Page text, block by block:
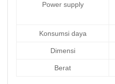
Power supply
Konsumsi daya
Dimensi
Berat